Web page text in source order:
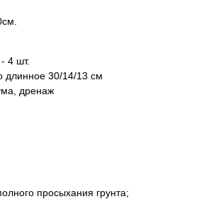
4 шт.
длинное 30/14/13 см
дренаж
просыхания грунта;